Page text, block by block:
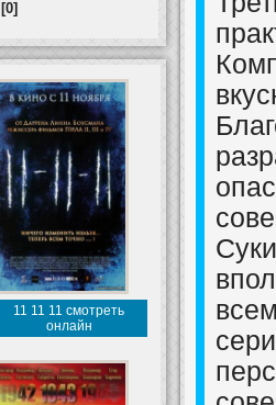
11 11 11 смотреть
онлайн